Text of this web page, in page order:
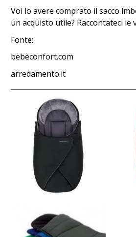
Voi lo avere comprato il sacco
un acquisto utile? Raccontateci le
Fonte:
bebèconfort.com
arredamento.it